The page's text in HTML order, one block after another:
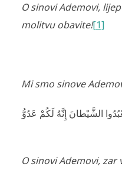
O sinovi Ademovi,
molitvu obavite![1]
Mi smo sinove
الشَّيْطانَ إِنَّهُ لَكُمْ عَدُوُّ
O sinovi Ademovi, zar